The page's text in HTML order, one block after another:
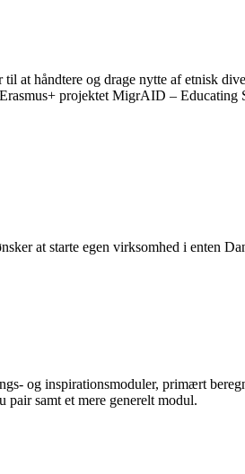
at håndtere og drage nytte af etnisk
projektet MigrAID – Educating
at starte egen virksomhed i enten
og inspirationsmoduler, primært
pair samt et mere generelt modul.